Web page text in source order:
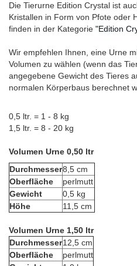
Die Tierurne Edition Crystal ist
Kristallen in Form von Pfote oder
finden in der Kategorie "Edition
Wir empfehlen Ihnen, eine Urne
Volumen zu wählen (wenn das
angegebene Gewicht des Tieres
normalen Körperbaus berechnet
0,5 ltr. = 1 - 8 kg
1,5 ltr. = 8 - 20 kg
Volumen Urne 0,50 ltr
Durchmesser8,5 cm
Oberfläche
perlmutt
Gewicht
0,5 kg
Höhe
11,5 cm
Volumen Urne 1,50 ltr
Durchmesser12,5 cm
Oberfläche
perlmutt